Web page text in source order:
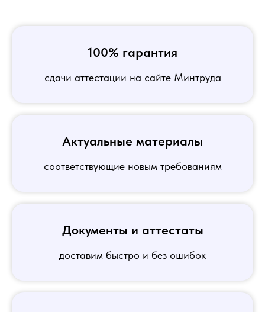
100% гарантия
сдачи аттестации на сайте Минтруда
Актуальные материалы
соответствующие новым требованиям
Документы и аттестаты
доставим быстро и без ошибок